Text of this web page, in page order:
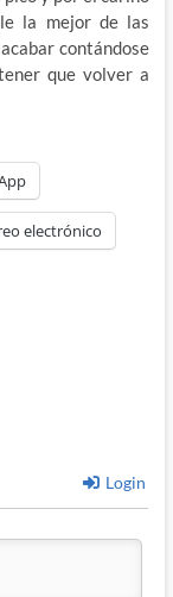
la mejor de las
contándose
que volver a
electrónico
Login